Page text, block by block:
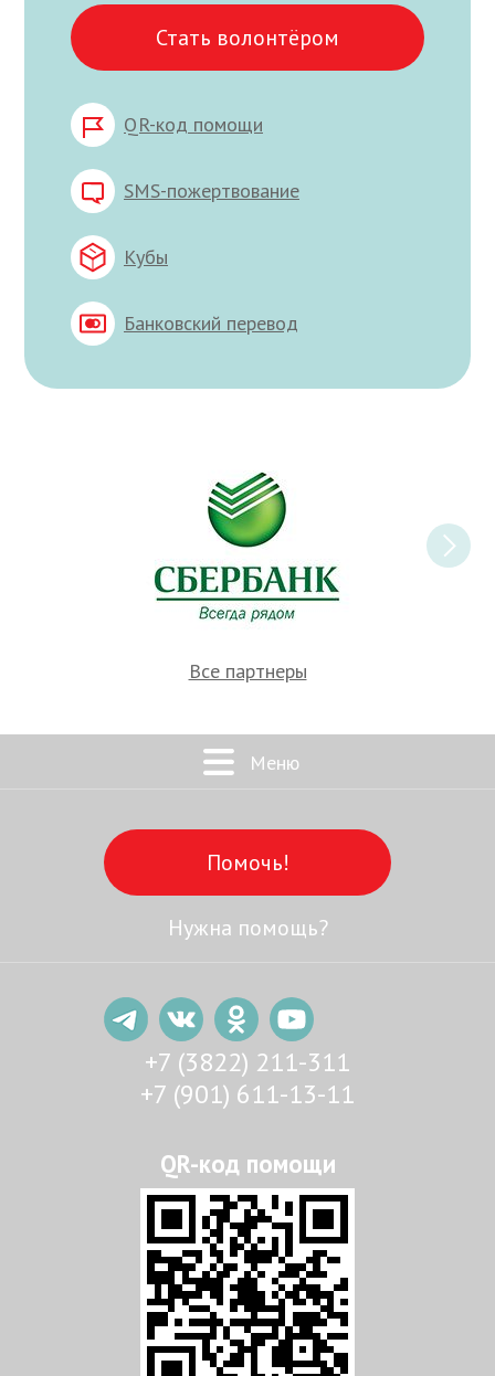
Стать волонтёром
QR-код помощи
SMS-пожертвование
Кубы
Банковский перевод
Все партнеры
Меню
Помочь!
Нужна помощь?
+7 (3822) 211-311
+7 (901) 611-13-11